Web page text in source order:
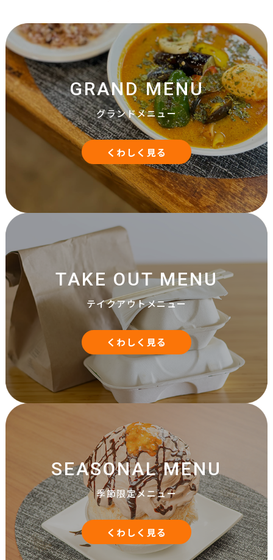
GRAND MENU
グランドメニュー
くわしく見る
TAKE OUT MENU
テイクアウトメニュー
くわしく見る
SEASONAL MENU
季節限定メニュー
くわしく見る